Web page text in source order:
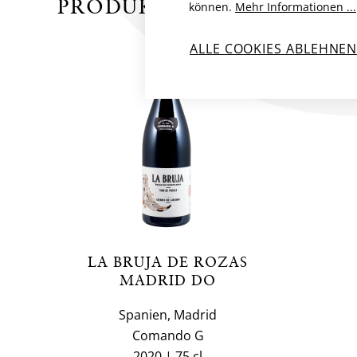
PRODUKTE VON
BIO
LA BRUJA DE ROZAS
MADRID DO
Spanien, Madrid
Comando G
können. Mehr Informationen ...
ALLE COOKIES ABLEHNEN